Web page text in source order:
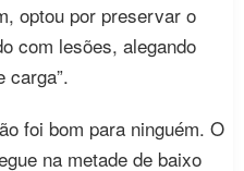
optou por preservar o
com lesões, alegando
carga”.
foi bom para ninguém. O
na metade de baixo